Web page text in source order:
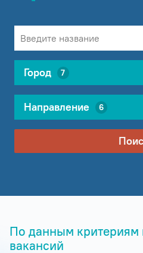
Город 7
Направление 6
По данным критериям
вакансий